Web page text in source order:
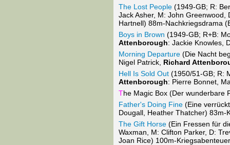
The Lost People (1949-GB; R:
Jack Asher, M: John
Hartnell) 88m-Nachkriegsdrama
Boys in Brown (1949-GB; R+B:
Attenborough: Jackie Knowles,
Morning Departure (Die Nacht
Nigel Patrick, Richard
Hell Is Sold Out (1950/51-GB; R:
Attenborough: Pierre Bonnet,
The Magic Box (Der wunderbare
Father's Doing Fine (Eine
Dougall, Heather Thatcher)
The Gift Horse (Ein Fressen für
Waxman, M: Clifton Parker, D:
Joan Rice) 100m-